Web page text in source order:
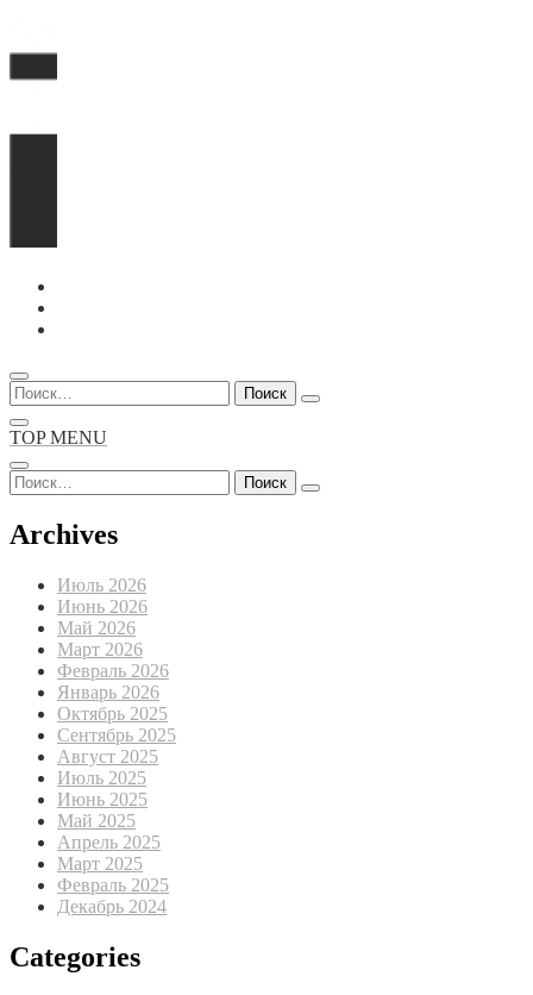
Перейти
содержимому
Найти:
TOP MENU
Найти:
Archives
Июль 2026
Июнь 2026
Май 2026
Март 2026
Февраль 2026
Январь 2026
Октябрь 2025
Сентябрь 2025
Август 2025
Июль 2025
Июнь 2025
Май 2025
Апрель 2025
Март 2025
Февраль 2025
Декабрь 2024
Categories